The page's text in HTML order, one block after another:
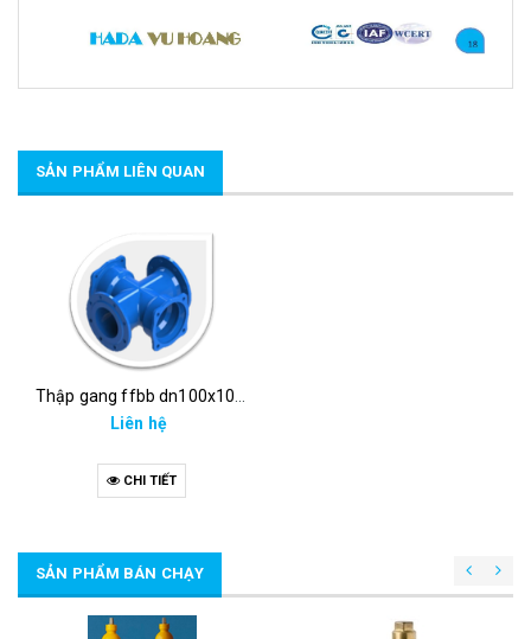
SẢN PHẨM LIÊN QUAN
Liên hệ
CHI TIẾT
SẢN PHẨM BÁN CHẠY